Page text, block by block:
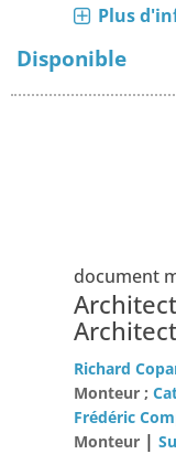
Plus
Disponible
document
Richard
Monteur ;
Frédéric
Monteur |